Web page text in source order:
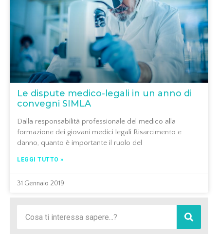
Le dispute medico-legali in un anno di
convegni SIMLA
Dalla responsabilità professionale del medico alla
formazione dei giovani medici legali Risarcimento e
danno, quanto è importante il ruolo del
LEGGI TUTTO »
31 Gennaio 2019